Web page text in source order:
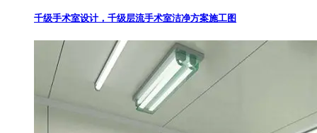
千级手术室设计，千级层流手术室洁净方案施工图